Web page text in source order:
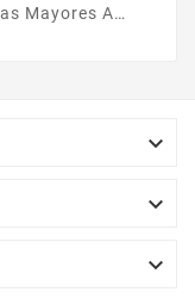
Mayores A


